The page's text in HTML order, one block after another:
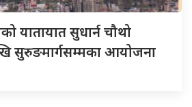
यातायात सुधार्न चौथो
सुरुङमार्गसम्मका आयोजना